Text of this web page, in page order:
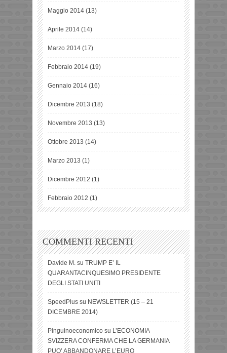
Maggio 2014 (13)
Aprile 2014 (14)
Marzo 2014 (17)
Febbraio 2014 (19)
Gennaio 2014 (16)
Dicembre 2013 (18)
Novembre 2013 (13)
Ottobre 2013 (14)
Marzo 2013 (1)
Dicembre 2012 (1)
Febbraio 2012 (1)
COMMENTI RECENTI
Davide M. su TRUMP E’ IL
QUARANTACINQUESIMO PRESIDENTE
DEGLI STATI UNITI
SpeedPlus su NEWSLETTER (15 – 21
DICEMBRE 2014)
Pinguinoeconomico su L’ECONOMIA
SVIZZERA CONFERMA CHE LA GERMANIA
PUO’ ABBANDONARE L’EURO